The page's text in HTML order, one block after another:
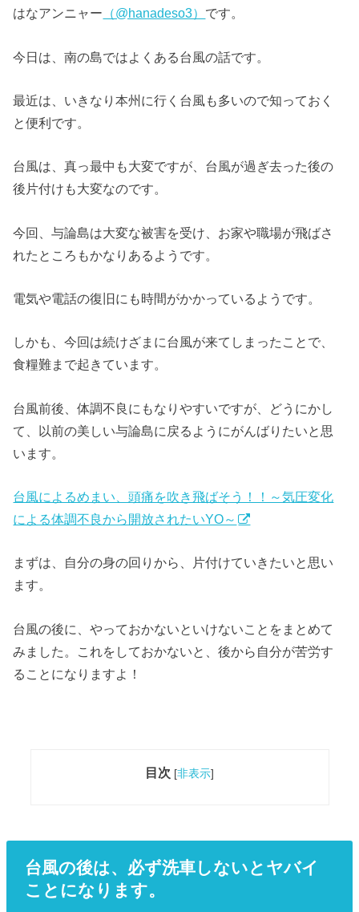
はなアンニャー （@hanadeso3） です。
今日は、南の島ではよくある台風の話です。
最近は、いきなり本州に行く台風も多いので知っておく
と便利です。
台風は、真っ最中も大変ですが、台風が過ぎ去った後の
後片付けも大変なのです。
今回、与論島は大変な被害を受け、お家や職場が飛ばさ
れたところもかなりあるようです。
電気や電話の復旧にも時間がかかっているようです。
しかも、今回は続けざまに台風が来てしまったことで、
食糧難まで起きています。
台風前後、体調不良にもなりやすいですが、どうにかし
て、以前の美しい与論島に戻るようにがんばりたいと思
います。
台風によるめまい、頭痛を吹き飛ばそう！！～気圧変化
による体調不良から開放されたいYO～
まずは、自分の身の回りから、片付けていきたいと思い
ます。
台風の後に、やっておかないといけないことをまとめて
みました。これをしておかないと、後から自分が苦労す
ることになりますよ！
目次 [非表示]
台風の後は、必ず洗車しないとヤバイ
ことになります。